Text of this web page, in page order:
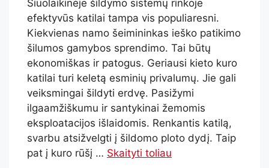
Šiuolaikinėje šildymo sistemų rinkoje
efektyvūs katilai tampa vis populiaresni.
Kiekvienas namo šeimininkas ieško patikimo
šilumos gamybos sprendimo. Tai būtų
ekonomiškas ir patogus. Geriausi kieto kuro
katilai turi keletą esminių privalumų. Jie gali
veiksmingai šildyti erdvę. Pasižymi
ilgaamžiškumu ir santykinai žemomis
eksploatacijos išlaidomis. Renkantis katilą,
svarbu atsižvelgti į šildomo ploto dydį. Taip
pat į kuro rūšį … Skaityti toliau